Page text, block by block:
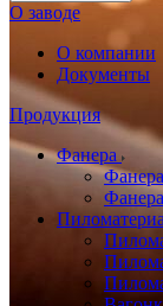
О заводе
О компании
Документы
Продукция
Фанера